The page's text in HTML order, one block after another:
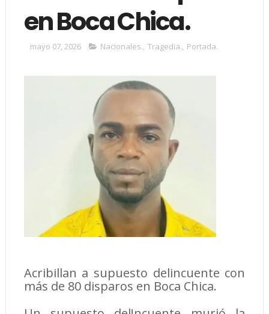
en Boca Chica.
mayo 07, 2026 Nacionales., Tragedia., Portada.
Acribillan a supuesto delincuente con
más de 80 disparos en Boca Chica.